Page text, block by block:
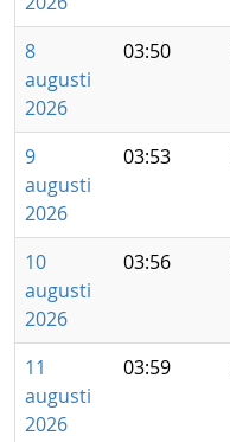
8
augusti
2026
03:50
9
augusti
2026
03:53
10
augusti
2026
03:56
11
augusti
2026
03:59